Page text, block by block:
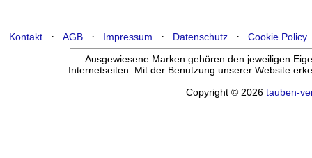
Kontakt· AGB· Impressum · Datenschutz· Cookie Policy
Ausgewiesene Marken gehören den jeweiligen
Internetseiten. Mit der Benutzung unserer Website
Copyright © 2026 tauben-